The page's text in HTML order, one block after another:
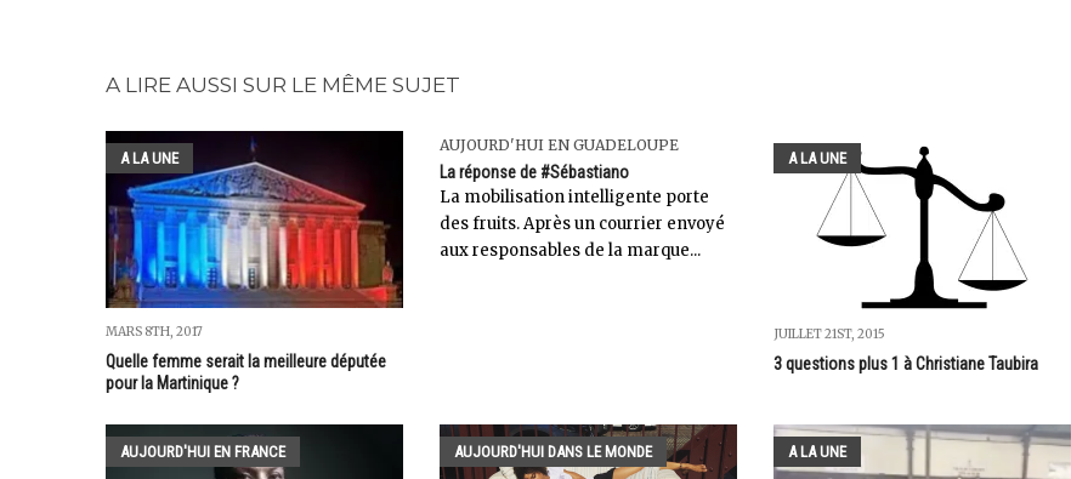
A LIRE AUSSI SUR LE MÊME SUJET
A LA UNE
MARS 8TH, 2017
Quelle femme serait la meilleure députée
pour la Martinique ?
AUJOURD'HUI EN GUADELOUPE
La réponse de #Sébastiano
La mobilisation intelligente porte
des fruits. Après un courrier envoyé
aux responsables de la marque...
A LA UNE
JUILLET 21ST, 2015
3 questions plus 1 à Christiane Taubira
AUJOURD'HUI EN FRANCE AUJOURD'HUI DANS LE MONDE A LA UNE